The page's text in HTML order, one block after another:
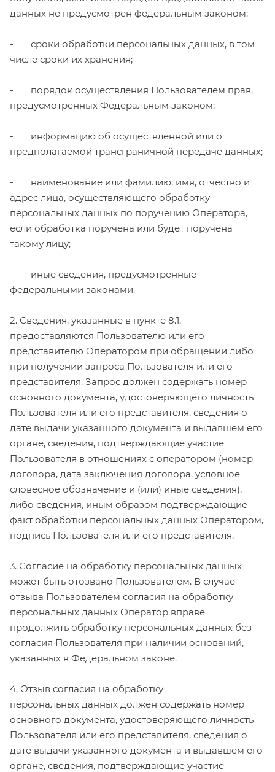
данных не предусмотрен федеральным законом;
- сроки обработки персональных данных, в том
числе сроки их хранения;
- порядок осуществления Пользователем прав,
предусмотренных Федеральным законом;
- информацию об осуществленной или о
предполагаемой трансграничной передаче данных;
- наименование или фамилию, имя, отчество и
адрес лица, осуществляющего обработку
персональных данных по поручению Оператора,
если обработка поручена или будет поручена
такому лицу;
- иные сведения, предусмотренные
федеральными законами.
2. Сведения, указанные в пункте 8.1,
предоставляются Пользователю или его
представителю Оператором при обращении либо
при получении запроса Пользователя или его
представителя. Запрос должен содержать номер
основного документа, удостоверяющего личность
Пользователя или его представителя, сведения о
дате выдачи указанного документа и выдавшем его
органе, сведения, подтверждающие участие
Пользователя в отношениях с оператором (номер
договора, дата заключения договора, условное
словесное обозначение и (или) иные сведения),
либо сведения, иным образом подтверждающие
факт обработки персональных данных Оператором,
подпись Пользователя или его представителя.
3. Согласие на обработку персональных данных
может быть отозвано Пользователем. В случае
отзыва Пользователем согласия на обработку
персональных данных Оператор вправе
продолжить обработку персональных данных без
согласия Пользователя при наличии оснований,
указанных в Федеральном законе.
4. Отзыв согласия на обработку
персональных данных должен содержать номер
основного документа, удостоверяющего личность
Пользователя или его представителя, сведения о
дате выдачи указанного документа и выдавшем его
органе, сведения, подтверждающие участие